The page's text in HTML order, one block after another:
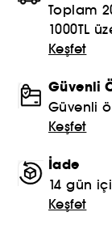
Toplam
1000TL
Keşfet
Güvenli
Güvenli
Keşfet
İade
14 gün
Keşfet